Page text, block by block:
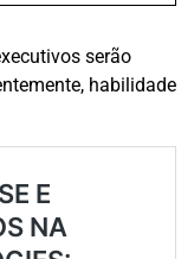
serão
habilidade